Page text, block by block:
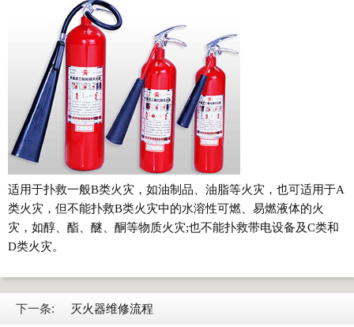
适用于扑救一般B类火灾，如油制品、油脂等火灾，也可适用于A
类火灾，但不能扑救B类火灾中的水溶性可燃、易燃液体的火
灾，如醇、酯、醚、酮等物质火灾;也不能扑救带电设备及C类和
D类火灾。
下一条: 灭火器维修流程